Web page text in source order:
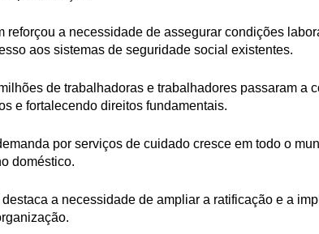
reforçou a necessidade de assegurar condições
aos sistemas de seguridade social existentes.
de trabalhadoras e trabalhadores passaram a
e fortalecendo direitos fundamentais.
por serviços de cuidado cresce em todo o
doméstico.
a necessidade de ampliar a ratificação e a